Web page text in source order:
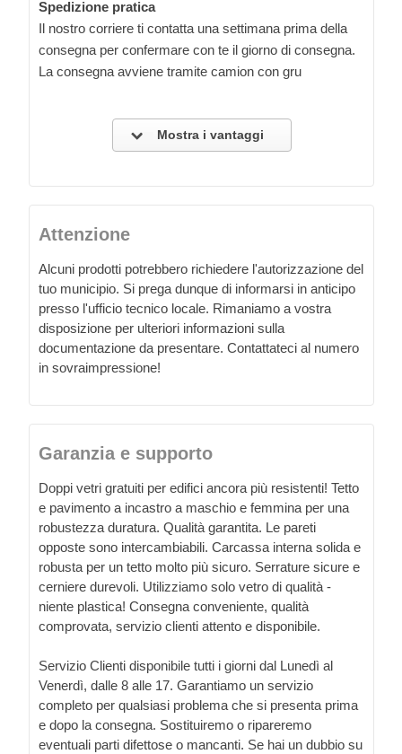
Spedizione pratica
Il nostro corriere ti contatta una settimana prima della
consegna per confermare con te il giorno di consegna.
La consegna avviene tramite camion con gru
Mostra i vantaggi
Attenzione
Alcuni prodotti potrebbero richiedere l'autorizzazione del
tuo municipio. Si prega dunque di informarsi in anticipo
presso l'ufficio tecnico locale. Rimaniamo a vostra
disposizione per ulteriori informazioni sulla
documentazione da presentare. Contattateci al numero
in sovraimpressione!
Garanzia e supporto
Doppi vetri gratuiti per edifici ancora più resistenti! Tetto
e pavimento a incastro a maschio e femmina per una
robustezza duratura. Qualità garantita. Le pareti
opposte sono intercambiabili. Carcassa interna solida e
robusta per un tetto molto più sicuro. Serrature sicure e
cerniere durevoli. Utilizziamo solo vetro di qualità -
niente plastica! Consegna conveniente, qualità
comprovata, servizio clienti attento e disponibile.
Servizio Clienti disponibile tutti i giorni dal Lunedì al
Venerdì, dalle 8 alle 17. Garantiamo un servizio
completo per qualsiasi problema che si presenta prima
e dopo la consegna. Sostituiremo o ripareremo
eventuali parti difettose o mancanti. Se hai un dubbio su